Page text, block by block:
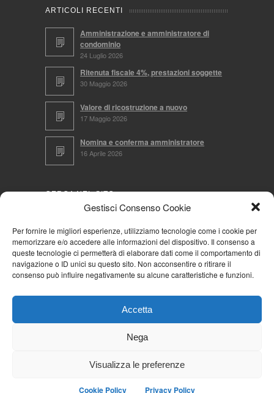
Gestisci Consenso Cookie
Per fornire le migliori esperienze, utilizziamo tecnologie come i cookie per
memorizzare e/o accedere alle informazioni del dispositivo. Il consenso a
queste tecnologie ci permetterà di elaborare dati come il comportamento di
navigazione o ID unici su questo sito. Non acconsentire o ritirare il
consenso può influire negativamente su alcune caratteristiche e funzioni.
Accetta
Nega
Visualizza le preferenze
Cookie Policy Privacy Policy
ARTICOLI RECENTI
Amministrazione e amministratore di
condominio
24 Luglio 2026
Ritenuta fiscale 4%, prestazioni soggette
30 Maggio 2026
Valore di ricostruzione a nuovo
17 Maggio 2026
Nomina e conferma amministratore
16 Aprile 2026
CERCA NEL SITO
NAVIGA PER
Mappa completa
Mappa categorie
Cookie Policy (UE)
Iscriviti alla Community AziendaCondominio
© 2026La Community AziendaCondominio